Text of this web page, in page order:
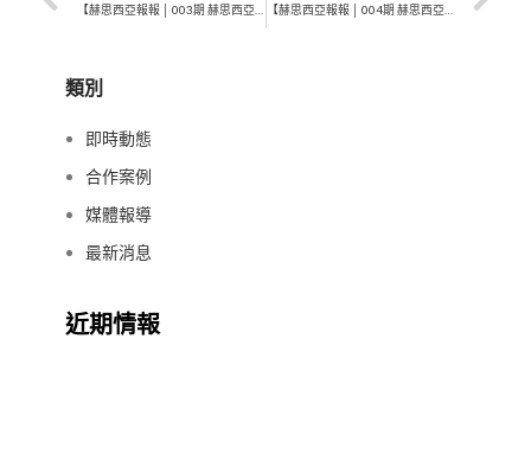
類別
即時動態
合作案例
媒體報導
最新消息
近期情報